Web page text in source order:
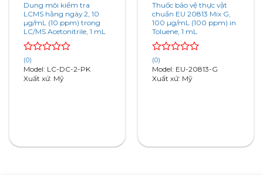
Dung môi kiểm tra
LCMS hằng ngày 2, 10
µg/mL (10 ppm) trong
LC/MS Acetonitrile, 1 mL
Rated
0
out
(0)
Model: LC-DC-2-PK
Xuất xứ: Mỹ
Thuốc bảo vệ thực vật
chuẩn EU 20813 Mix G,
100 µg/mL (100 ppm) in
Toluene, 1 mL
Rated
0
out
(0)
Model: EU-20813-G
Xuất xứ: Mỹ